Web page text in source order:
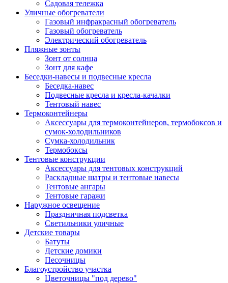
Садовая тележка
Уличные обогреватели
Газовый инфракрасный обогреватель
Газовый обогреватель
Электрический обогреватель
Пляжные зонты
Зонт от солнца
Зонт для кафе
Беседки-навесы и подвесные кресла
Беседка-навес
Подвесные кресла и кресла-качалки
Тентовый навес
Термоконтейнеры
Аксессуары для термоконтейнеров, термобоксов и
сумок-холодильников
Сумка-холодильник
Термобоксы
Тентовые конструкции
Аксессуары для тентовых конструкций
Раскладные шатры и тентовые навесы
Тентовые ангары
Тентовые гаражи
Наружное освещение
Праздничная подсветка
Светильники уличные
Детские товары
Батуты
Детские домики
Песочницы
Благоустройство участка
Цветочницы "под дерево"